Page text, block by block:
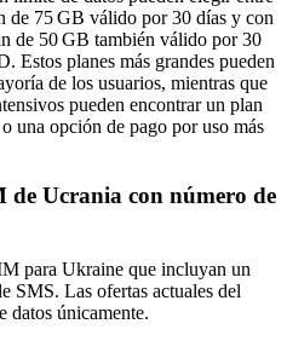
de 75 GB válido por 30 días y con
de 50 GB también válido por 30
Estos planes más grandes pueden
de los usuarios, mientras que
pueden encontrar un plan
una opción de pago por uso más
de Ucrania con número de
para Ukraine que incluyan un
SMS. Las ofertas actuales del
datos únicamente.